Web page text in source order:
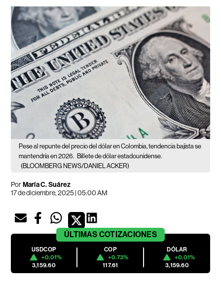
Pese al repunte del precio del dólar en Colombia, tendencia bajista se
mantendría en 2026. Billete de dólar estadounidense.
(BLOOMBERG NEWS/DANIEL ACKER)
PorMaría C. Suárez
17 de diciembre, 2025 | 05:00 AM
ÚLTIMAS COTIZACIONES
USDCOP
+0.01%
3,159.60
COP
+0.73%
117.61
DÓLAR
+0.01%
3,159.60